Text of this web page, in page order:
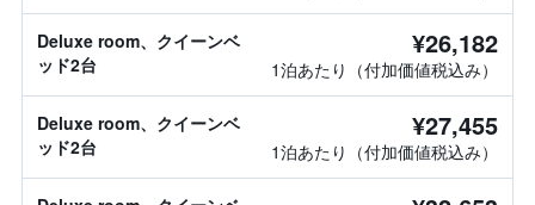
Deluxe room、クイーンベ
ッド2台
¥26,182
1泊あたり（付加価値税込み）
Deluxe room、クイーンベ
ッド2台
¥27,455
1泊あたり（付加価値税込み）